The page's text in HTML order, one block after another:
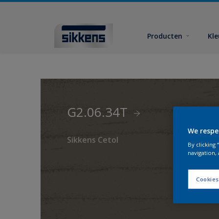
Producten
G2.06.34T
Sikkens Cetol
We
By clicking
navigation,